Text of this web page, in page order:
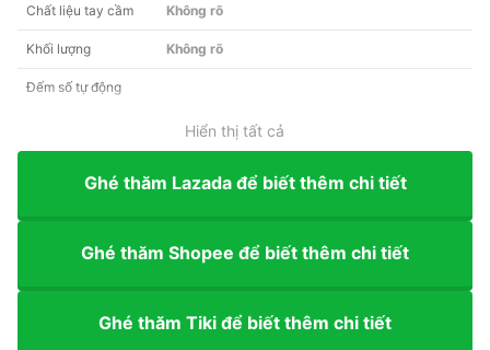
Chất liệu tay cầm Không rõ
Khối lượng Không rõ
Đếm số tự động
Hiển thị tất cả
Ghé thăm Lazada để biết thêm chi tiết
Ghé thăm Shopee để biết thêm chi tiết
Ghé thăm Tiki để biết thêm chi tiết